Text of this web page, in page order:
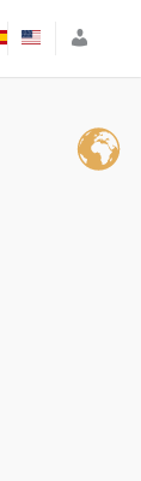
S
O